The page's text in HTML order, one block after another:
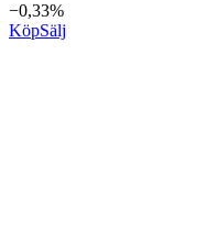
−0,33%
KöpSälj